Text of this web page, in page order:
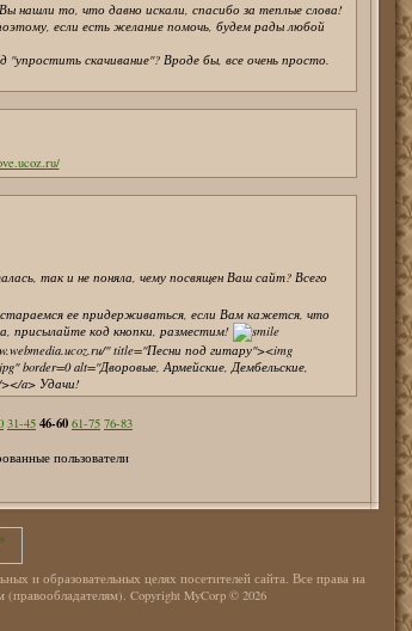
нашли то, что давно искали, спасибо за теплые слова!
если есть желание помочь, будем рады любой
''упростить скачивание''? Вроде бы, все очень просто.
так и не поняла, чему посвящен Ваш сайт? Всего
ее придерживаться, если Вам кажется, что
присылайте код кнопки, разместим!
" title="Песни под гитару"><img
border=0 alt=''Дворовые, Армейские, Дембельские,
></a> Удачи!
31-45 46-60 61-75 76-83
пользователи
и образовательных целях посетителей сайта. Все права на
(правообладателям). Copyright MyCorp © 2026